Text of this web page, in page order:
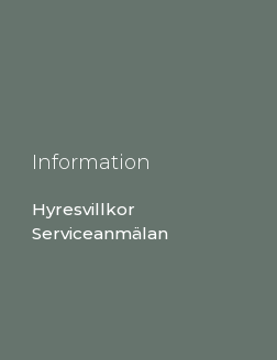
Information
Hyresvillkor
Serviceanmälan